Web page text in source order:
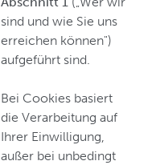
sind und wie Sie uns
erreichen können")
aufgeführt sind.
Bei Cookies basiert
die Verarbeitung auf
Ihrer Einwilligung,
außer bei unbedingt